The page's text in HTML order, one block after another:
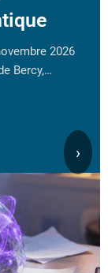
2026
Bercy,…
›